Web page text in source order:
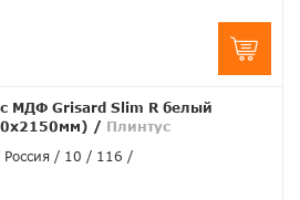
МДФ Grisard Slim R белый
/ Плинтус
Россия 10 116